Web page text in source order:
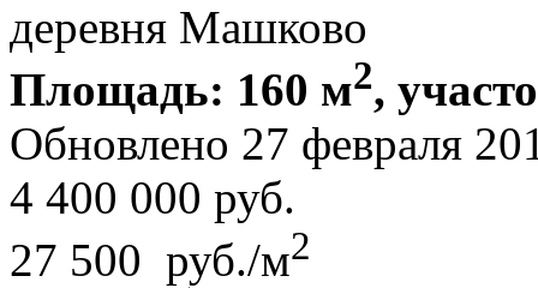
деревня Машково
Площадь: 160 м2,
Обновлено 27 февраля
4 400 000 руб.
27 500 руб./м2